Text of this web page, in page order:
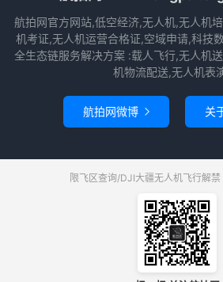
航拍网官方网站,低空经济,无人机,无人机
机考证,无人机运营合格证,空域申请,科技
全生态链服务解决方案 :载人飞行,无人机
机物流配送,无人机表
航拍网微博  关
限飞区查询/DJI大疆无人机飞行解禁